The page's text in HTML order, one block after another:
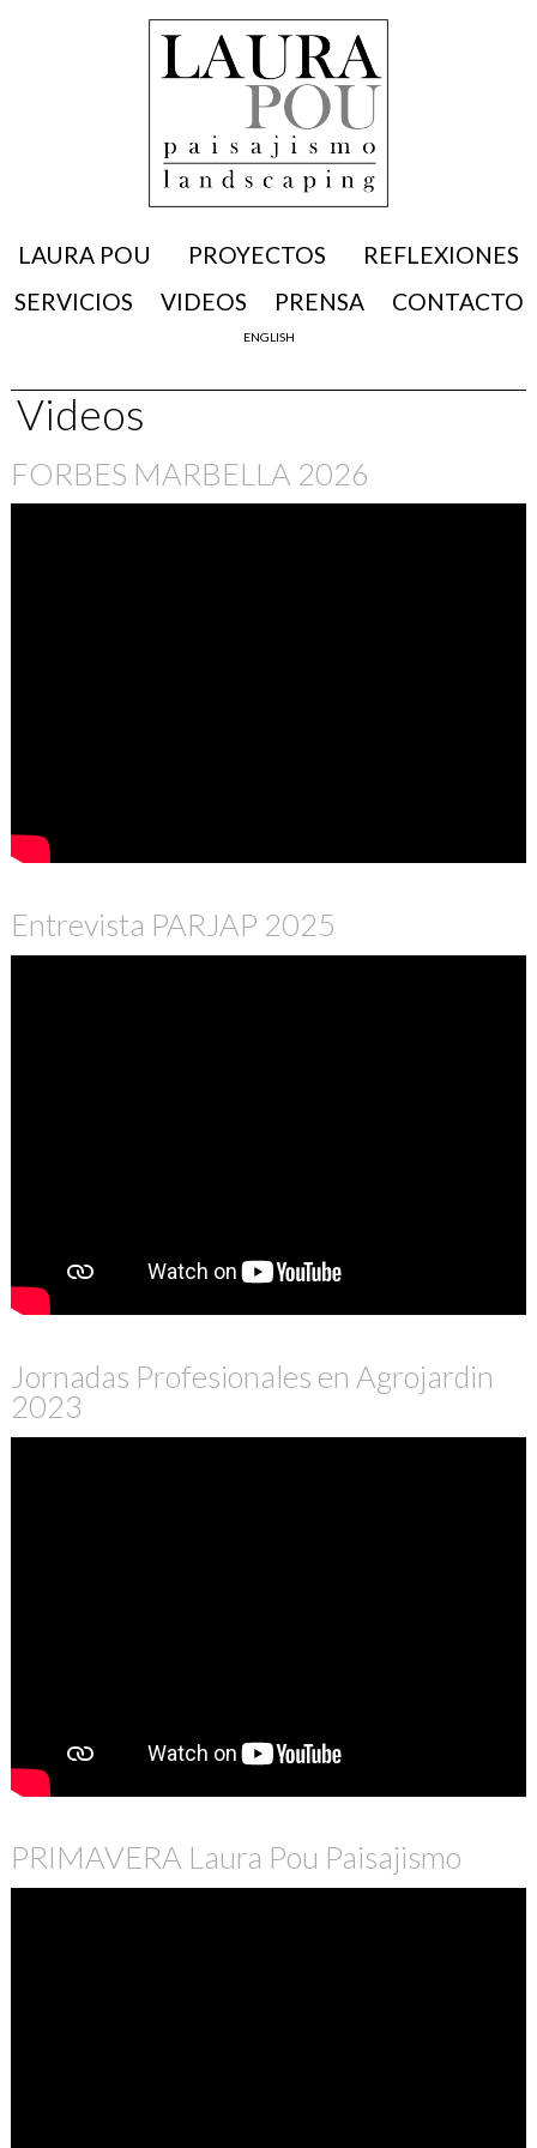
LAURA POU PROYECTOS
REFLEXIONES
SERVICIOS
VIDEOS PRENSA CONTACTO
ENGLISH
Videos
FORBES MARBELLA 2026
Entrevista PARJAP 2025
Jornadas Profesionales en Agrojardin
2023
PRIMAVERA Laura Pou Paisajismo